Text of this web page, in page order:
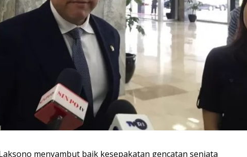
menyambut baik kesepakatan gencatan senjata